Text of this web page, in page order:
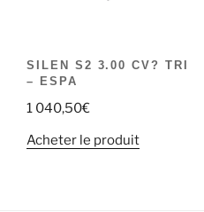
SILEN S2 3.00 CV? TRI
– ESPA
1 040,50€
Acheter le produit